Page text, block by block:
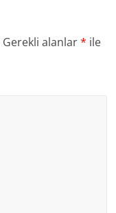
Gerekli alanlar* ile